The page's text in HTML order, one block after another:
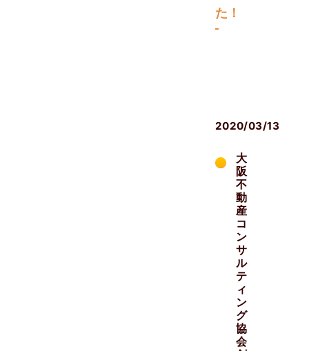
た！
2020/03/13
大
阪
不
動
産
コ
ン
サ
ル
テ
ィ
ン
グ
協
会